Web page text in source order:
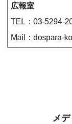
広報室
TEL：03-5294-
Mail：dospara-
メ